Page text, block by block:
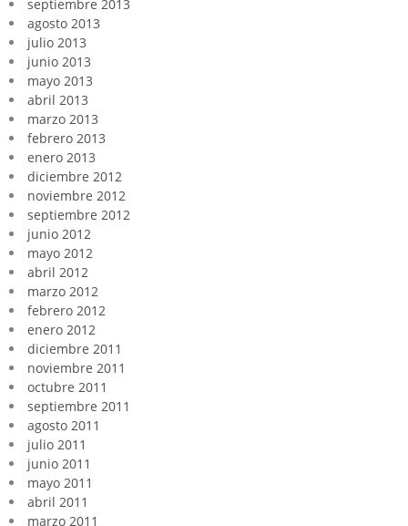
septiembre 2013
agosto 2013
julio 2013
junio 2013
mayo 2013
abril 2013
marzo 2013
febrero 2013
enero 2013
diciembre 2012
noviembre 2012
septiembre 2012
junio 2012
mayo 2012
abril 2012
marzo 2012
febrero 2012
enero 2012
diciembre 2011
noviembre 2011
octubre 2011
septiembre 2011
agosto 2011
julio 2011
junio 2011
mayo 2011
abril 2011
marzo 2011